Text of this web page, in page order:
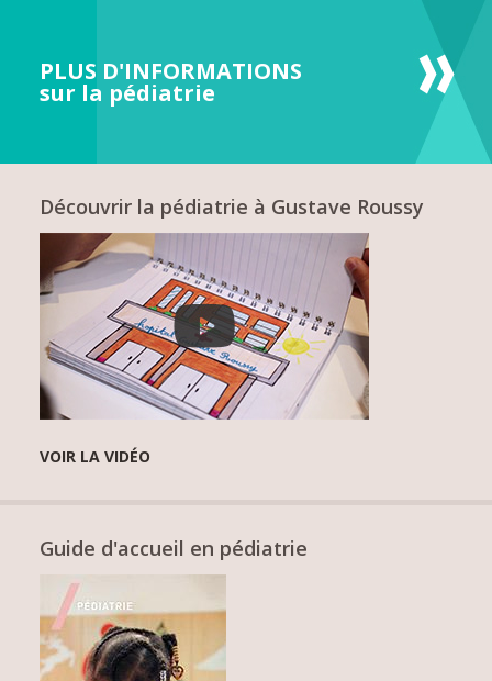
PLUS D'INFORMATIONS
sur la pédiatrie
Découvrir la pédiatrie à Gustave Roussy
VOIR LA VIDÉO
Guide d'accueil en pédiatrie